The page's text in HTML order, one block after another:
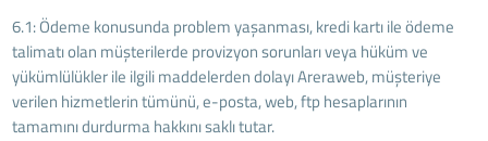
6.1: Ödeme konusunda problem yaşanması, kredi kartı ile ödeme
talimatı olan müşterilerde provizyon sorunları veya hüküm ve
yükümlülükler ile ilgili maddelerden dolayı Areraweb, müşteriye
verilen hizmetlerin tümünü, e-posta, web, ftp hesaplarının
tamamını durdurma hakkını saklı tutar.